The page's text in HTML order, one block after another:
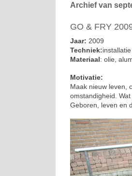
Archief van
GO & FRY
Jaar: 2009
Techniek:installatie
Materiaal : olie,
Motivatie:
Maak nieuw leven,
omstandigheid.
Geboren, leven en